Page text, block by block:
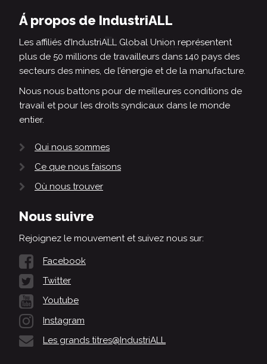
Á propos de IndustriALL
Les affiliés d’IndustriALL Global Union représentent
plus de 50 millions de travailleurs dans 140 pays des
secteurs des mines, de l’énergie et de la manufacture.
Nous nous battons pour de meilleures conditions de
travail et pour les droits syndicaux dans le monde
entier.
Qui nous sommes
Ce que nous faisons
Où nous trouver
Nous suivre
Rejoignez le mouvement et suivez nous sur:
Facebook
Twitter
Youtube
Instagram
Les grands titres@IndustriALL